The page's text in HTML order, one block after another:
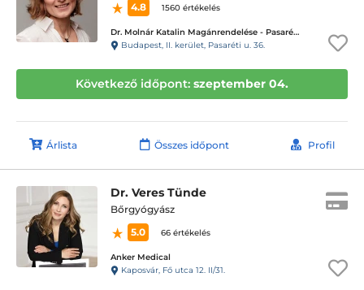
4.8
1560 értékelés
Dr. Molnár Katalin Magánrendelése - Pasaréti út, II. Kerület
Budapest, II. kerület, Pasaréti u. 36.
Következő időpont: szeptember 04.
Árlista Összes időpont Profil
Dr. Veres Tünde
Bőrgyógyász
5.0
66 értékelés
Anker Medical
Kaposvár, Fő utca 12. II/31.